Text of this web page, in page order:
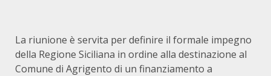
La riunione è servita per definire il formale impegno
della Regione Siciliana in ordine alla destinazione al
Comune di Agrigento di un finanziamento a